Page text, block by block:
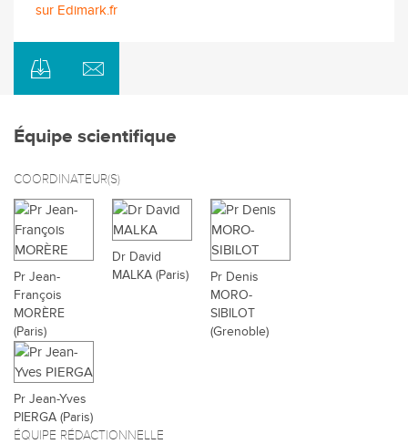
sur Edimark.fr
Équipe scientifique
COORDINATEUR(S)
Pr Jean-
François
MORÈRE
(Paris)
Dr David
MALKA (Paris)
Pr Denis
MORO-
SIBILOT
(Grenoble)
Pr Jean-Yves
PIERGA (Paris)
ÉQUIPE RÉDACTIONNELLE